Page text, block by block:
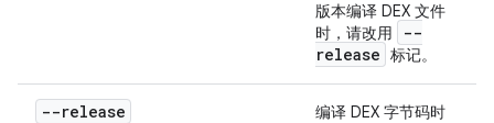
版本编译 DEX 文件
时，请改用
--
release 标记。
--release
编译 DEX 字节码时